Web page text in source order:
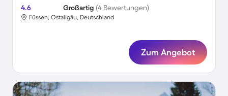
4.6 Großartig (4 Bewertungen)
Füssen, Ostallgäu, Deutschland
Zum Angebot